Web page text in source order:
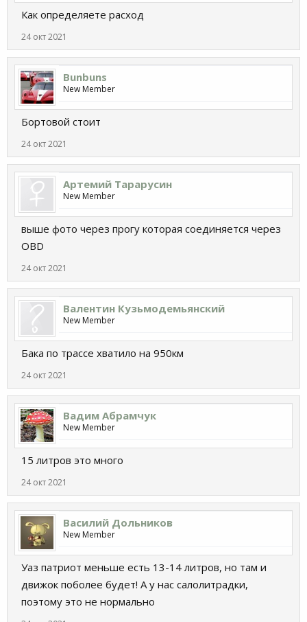
Как определяете расход
24 окт 2021
Bunbuns
New Member
Бортовой стоит
24 окт 2021
Артемий Тарарусин
New Member
выше фото через прогу которая соединяется через
OBD
24 окт 2021
Валентин Кузьмодемьянский
New Member
Бака по трассе хватило на 950км
24 окт 2021
Вадим Абрамчук
New Member
15 литров это много
24 окт 2021
Василий Дольников
New Member
Уаз патриот меньше есть 13-14 литров, но там и
движок поболее будет! А у нас салолитрадки,
поэтому это не нормально